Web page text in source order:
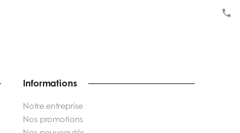
Informations
Notre entreprise
Nos promotions